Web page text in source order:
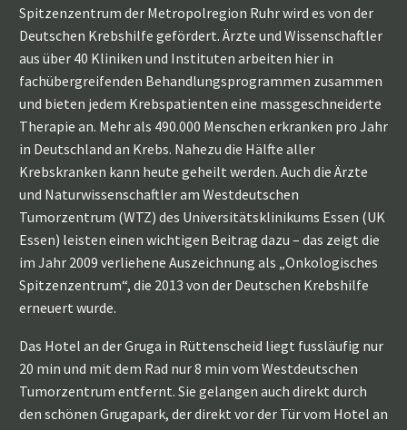
Spitzenzentrum der Metropolregion Ruhr wird es von der
Deutschen Krebshilfe gefördert. Ärzte und Wissenschaftler
aus über 40 Kliniken und Instituten arbeiten hier in
fachübergreifenden Behandlungsprogrammen zusammen
und bieten jedem Krebspatienten eine massgeschneiderte
Therapie an. Mehr als 490.000 Menschen erkranken pro Jahr
in Deutschland an Krebs. Nahezu die Hälfte aller
Krebskranken kann heute geheilt werden. Auch die Ärzte
und Naturwissenschaftler am Westdeutschen
Tumorzentrum (WTZ) des Universitätsklinikums Essen (UK
Essen) leisten einen wichtigen Beitrag dazu – das zeigt die
im Jahr 2009 verliehene Auszeichnung als „Onkologisches
Spitzenzentrum“, die 2013 von der Deutschen Krebshilfe
erneuert wurde.
Das Hotel an der Gruga in Rüttenscheid liegt fussläufig nur
20 min und mit dem Rad nur 8 min vom Westdeutschen
Tumorzentrum entfernt. Sie gelangen auch direkt durch
den schönen Grugapark, der direkt vor der Tür vom Hotel an